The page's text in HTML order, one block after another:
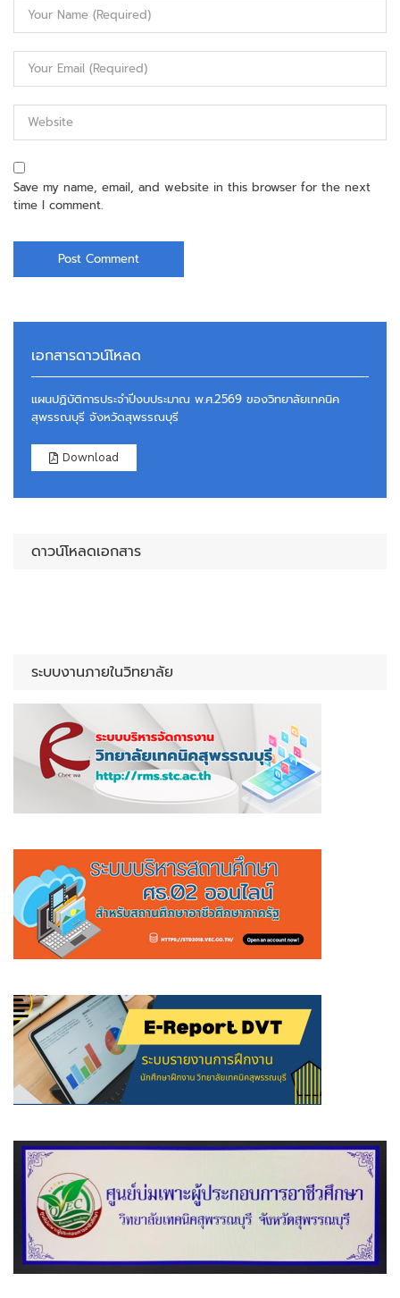
Save my name, email, and website in this browser for the next
time I comment.
เอกสารดาวน์โหลด
แผนปฏิบัติการประจำปีงบประมาณ พ.ศ.2569 ของวิทยาลัยเทคนิค
สุพรรณบุรี จังหวัดสุพรรณบุรี
Download
ดาวน์โหลดเอกสาร
ระบบงานภายในวิทยาลัย